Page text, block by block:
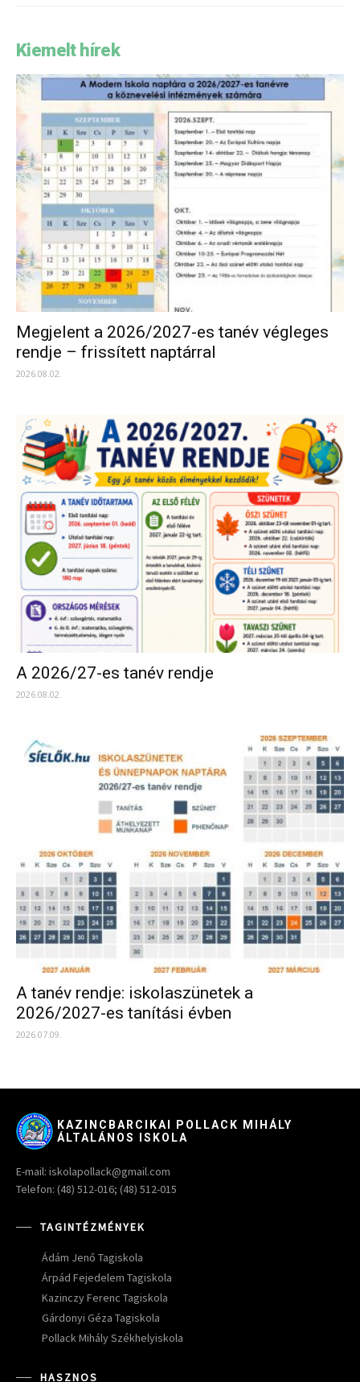
Kiemelt hírek
Megjelent a 2026/2027-es tanév végleges
rendje – frissített naptárral
2026.08.02.
A 2026/27-es tanév rendje
2026.08.02.
A tanév rendje: iskolaszünetek a
2026/2027-es tanítási évben
2026.07.09.
KAZINCBARCIKAI POLLACK MIHÁLY
ÁLTALÁNOS ISKOLA
E-mail: iskolapollack@gmail.com
Telefon: (48) 512-016; (48) 512-015
TAGINTÉZMÉNYEK
Ádám Jenő Tagiskola
Árpád Fejedelem Tagiskola
Kazinczy Ferenc Tagiskola
Gárdonyi Géza Tagiskola
Pollack Mihály Székhelyiskola
HASZNOS